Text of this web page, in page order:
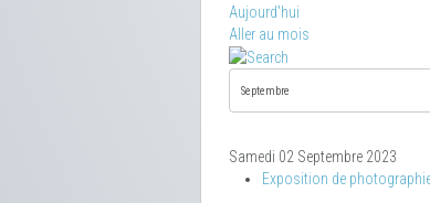
Aujourd'hui
Aller au mois
Samedi 02 Septembre 2023
Exposition de